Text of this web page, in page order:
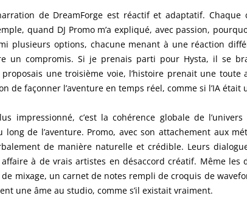
de DreamForge est réactif et adaptatif.
quand DJ Promo m’a expliqué, avec passion,
plusieurs options, chacune menant à une réaction
un compromis. Si je prenais parti pour Hysta, il se
proposais une troisième voie, l’histoire prenait une
de façonner l’aventure en temps réel, comme si l’IA
impressionné, c’est la cohérence globale de
long de l’aventure. Promo, avec son attachement aux
de manière naturelle et crédible. Leurs
affaire à de vrais artistes en désaccord créatif. Même
mixage, un carnet de notes rempli de croquis de
une âme au studio, comme s’il existait vraiment.